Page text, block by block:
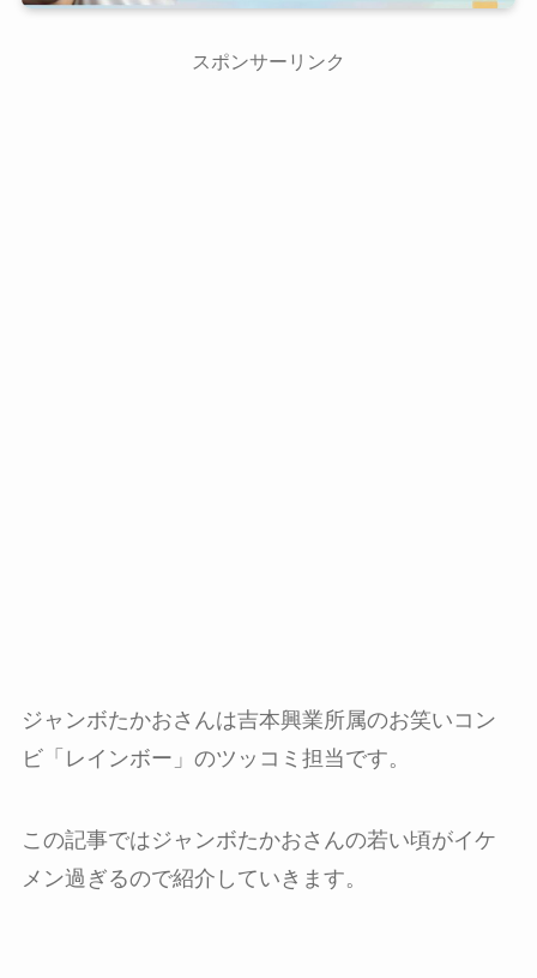
スポンサーリンク
ジャンボたかおさんは吉本興業所属のお笑いコン
ビ「レインボー」のツッコミ担当です。
この記事ではジャンボたかおさんの若い頃がイケ
メン過ぎるので紹介していきます。